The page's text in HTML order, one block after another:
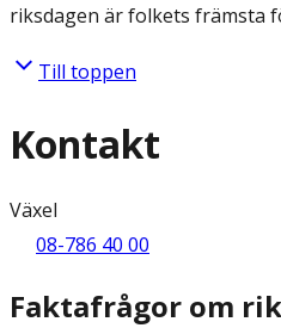
riksdagen är folkets främsta
Till toppen
Kontakt
Växel
08-786 40 00
Faktafrågor om